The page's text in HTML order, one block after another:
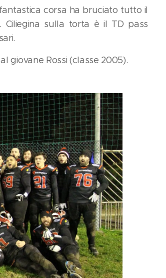
corsa ha bruciato tutto il
Ciliegina sulla torta è il TD pass
giovane Rossi (classe 2005).